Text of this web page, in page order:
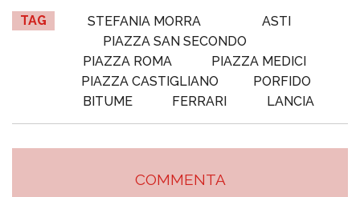
TAG STEFANIA MORRA
ASTI
PIAZZA SAN SECONDO
PIAZZA ROMA
PIAZZA MEDICI
PIAZZA CASTIGLIANO
PORFIDO
BITUME
FERRARI LANCIA
COMMENTA